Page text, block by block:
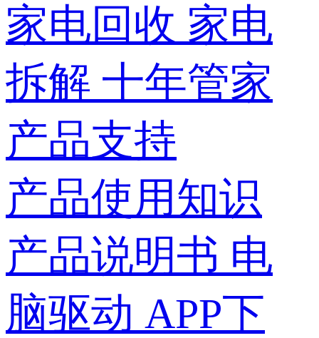
家电回收 家电
拆解 十年管家
产品支持
产品使用知识
产品说明书 电
脑驱动 APP下